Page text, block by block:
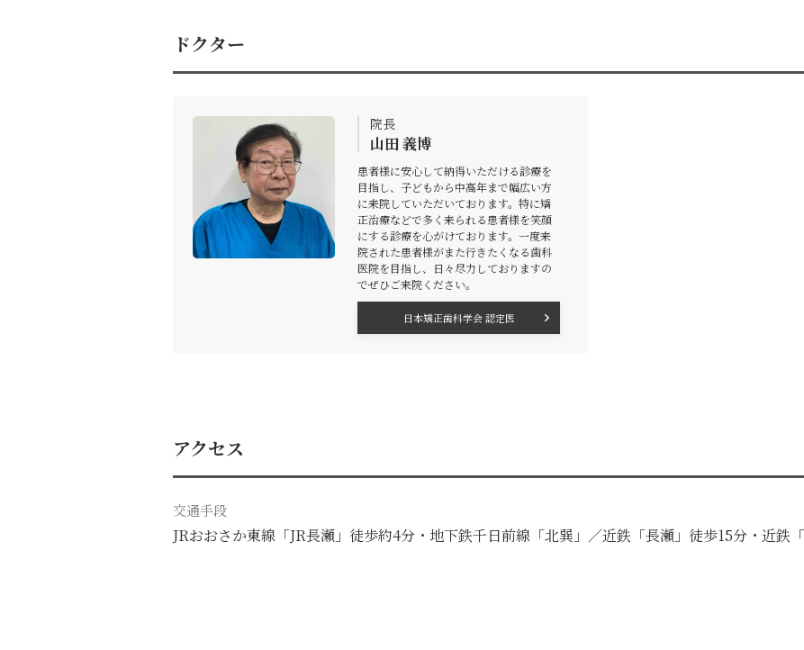
ドクター
院長
山田 義博
患者様に安心して納得いただける診療を
目指し、子どもから中高年まで幅広い方
に来院していただいております。特に矯
正治療などで多く来られる患者様を笑顔
にする診療を心がけております。一度来
院された患者様がまた行きたくなる歯科
医院を目指し、日々尽力しておりますの
でぜひご来院ください。
日本矯正歯科学会 認定医
アクセス
交通手段
JRおおさか東線「JR長瀬」徒歩約4分・地下鉄千日前線「北巽」／近鉄「長瀬」徒歩15分・近鉄